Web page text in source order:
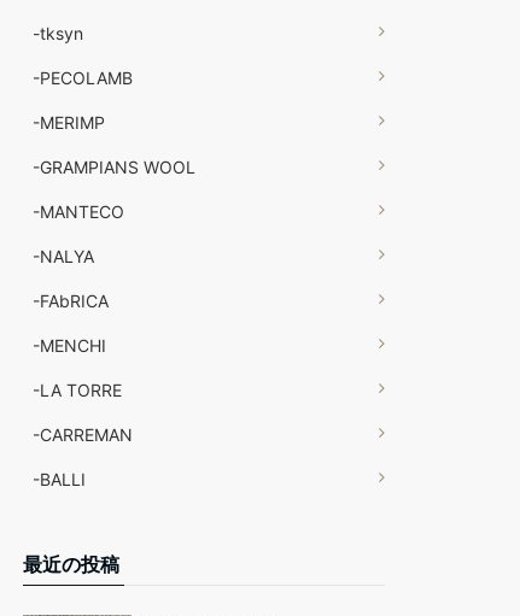
-tksyn
-PECOLAMB
-MERIMP
-GRAMPIANS WOOL
-MANTECO
-NALYA
-FAbRICA
-MENCHI
-LA TORRE
-CARREMAN
-BALLI
最近の投稿